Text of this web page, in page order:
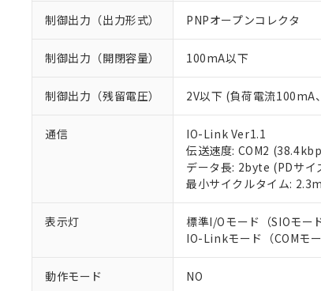
制御出力（出力形式） PNPオープンコレクタ
制御出力（開閉容量） 100mA以下
制御出力（残留電圧） 2V以下 (負荷電流100mA
通信
IO-Link Ver1.1
伝送速度: COM2
データ長: 2byte (PDサ
最小サイクルタイム:
表示灯
標準I/Oモード（SIOモー
IO-Linkモード（COMモ
動作モード NO
ご利用
以下の条件
対応済
対応予定：
対応予定な
調査・確認
非該当品：
仕入先様の
があります
※1 中国